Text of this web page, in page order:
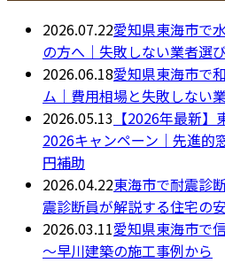
2026.07.22愛知県東海市で
の方へ｜失敗しない業者選
2026.06.18愛知県東海市で
ム｜費用相場と失敗しない
2026.05.13 【2026年最新
2026キャンペーン｜先進的
円補助
2026.04.22東海市で耐震診
震診断員が解説する住宅の
2026.03.11愛知県東海市で
～早川建築の施工事例から